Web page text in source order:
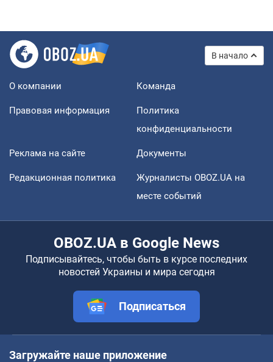
В начало
О компании Команда
Правовая информация
Политика
конфиденциальности
Реклама на сайте Документы
Редакционная политика
Журналисты OBOZ.UA на
месте событий
OBOZ.UA в Google News
Подписывайтесь, чтобы быть в курсе последних
новостей Украины и мира сегодня
Подписаться
Загружайте наше приложение